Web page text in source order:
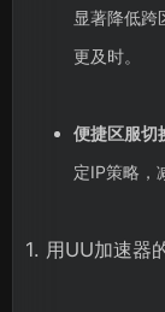
显著降低跨
更及时。
便捷区服切
定IP策略，
1. 用UU加速器